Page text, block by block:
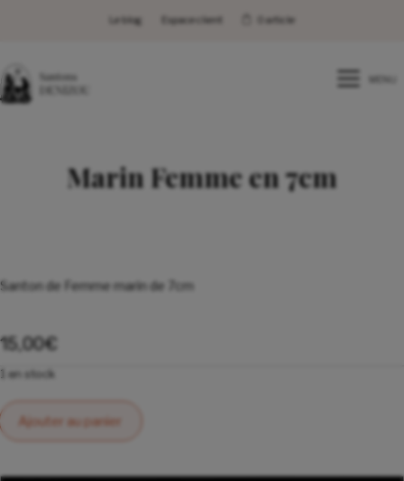
Le blog Espace client 0 article
Marin Femme en 7cm
Santon de Femme marin de 7cm
15,00€
1 en stock
Ajouter au panier